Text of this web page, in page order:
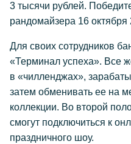
3 тысячи рублей.
рандомайзера 16 октября
Для своих сотрудников
«Терминал успеха». Все
в «чилленджах»,
затем обменивать ее на
коллекции. Во второй
смогут подключиться к
праздничного шоу.